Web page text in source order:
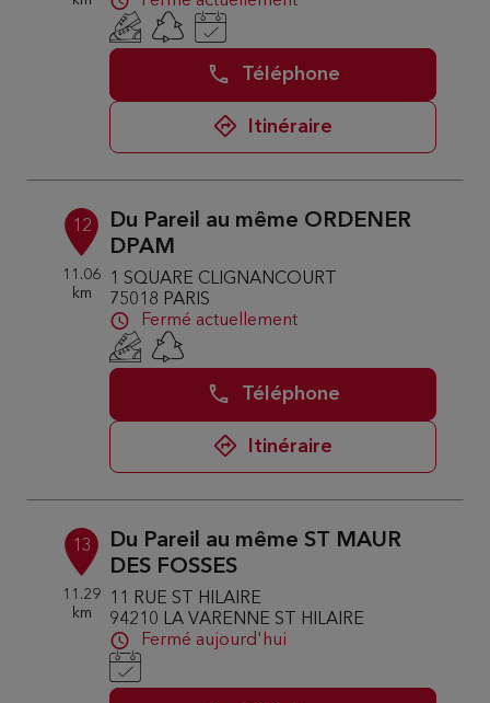
Téléphone
Itinéraire
12
11.06
km
Du Pareil au même ORDENER
DPAM
1 SQUARE CLIGNANCOURT
75018 PARIS
Fermé actuellement
Téléphone
Itinéraire
13
11.29
km
Du Pareil au même ST MAUR
DES FOSSES
11 RUE ST HILAIRE
94210 LA VARENNE ST HILAIRE
Fermé aujourd'hui